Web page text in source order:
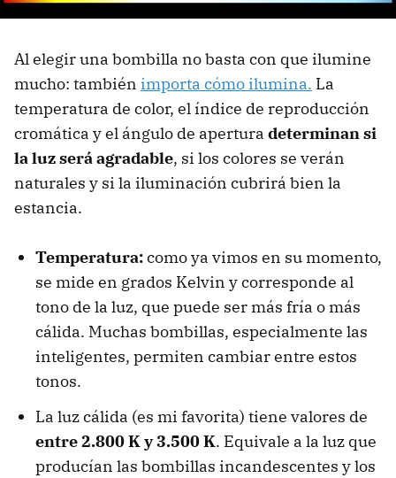
Al elegir una bombilla no basta con que ilumine
mucho: también importa cómo ilumina. La
temperatura de color, el índice de reproducción
cromática y el ángulo de apertura determinan si
la luz será agradable, si los colores se verán
naturales y si la iluminación cubrirá bien la
estancia.
Temperatura:como ya vimos en su momento,
se mide en grados Kelvin y corresponde al
tono de la luz, que puede ser más fría o más
cálida. Muchas bombillas, especialmente las
inteligentes, permiten cambiar entre estos
tonos.
La luz cálida (es mi favorita) tiene valores de
entre 2.800 K y 3.500 K. Equivale a la luz que
producían las bombillas incandescentes y los